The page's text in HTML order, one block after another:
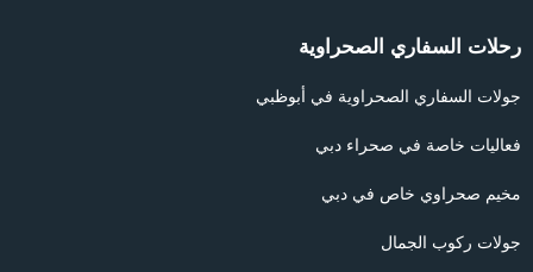
رحلات السفاري الصحراوية
جولات السفاري الصحراوية في أبوظبي
فعاليات خاصة في صحراء دبي
مخيم صحراوي خاص في دبي
جولات ركوب الجمال